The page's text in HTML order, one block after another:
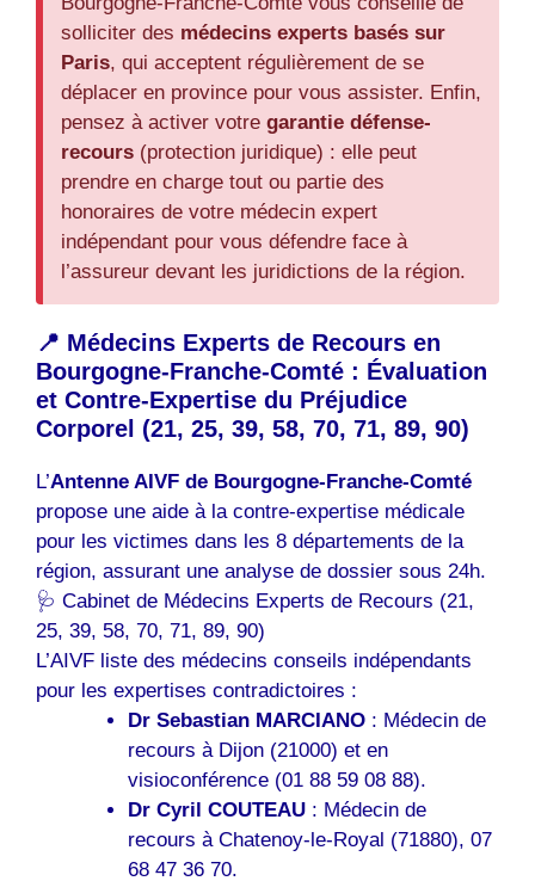
solliciter des médecins experts basés sur
Paris, qui acceptent régulièrement de se
déplacer en province pour vous assister. Enfin,
pensez à activer votre garantie défense-
recours (protection juridique) : elle peut
prendre en charge tout ou partie des
honoraires de votre médecin expert
indépendant pour vous défendre face à
l’assureur devant les juridictions de la région.
📍 Médecins Experts de Recours en
Bourgogne-Franche-Comté : Évaluation
et Contre-Expertise du Préjudice
Corporel (21, 25, 39, 58, 70, 71, 89, 90)
L’Antenne AIVF de Bourgogne-Franche-Comté
propose une aide à la contre-expertise médicale
pour les victimes dans les 8 départements de la
région, assurant une analyse de dossier sous 24h.
🩺 Cabinet de Médecins Experts de Recours (21,
25, 39, 58, 70, 71, 89, 90)
L’AIVF liste des médecins conseils indépendants
pour les expertises contradictoires :
Dr Sebastian MARCIANO: Médecin de
recours à Dijon (21000) et en
visioconférence (01 88 59 08 88).
Dr Cyril COUTEAU: Médecin de
recours à Chatenoy-le-Royal (71880), 07
68 47 36 70.